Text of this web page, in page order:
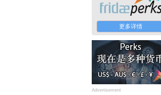
更多详情
Advertisement